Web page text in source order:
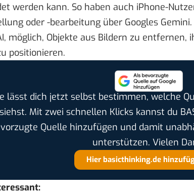
werden kann. So haben auch iPhone-
oder -bearbeitung über Googles
möglich, Objekte aus Bildern zu entfernen,
positionieren.
lässt dich jetzt selbst bestimmen, welche
siehst. Mit zwei schnellen Klicks kannst du
Quelle hinzufügen und damit
unterstützen. Vielen
Hier basicthinking.de